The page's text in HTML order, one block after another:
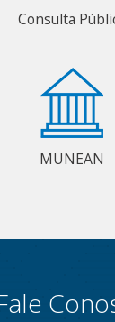
Consulta
MUNEAN